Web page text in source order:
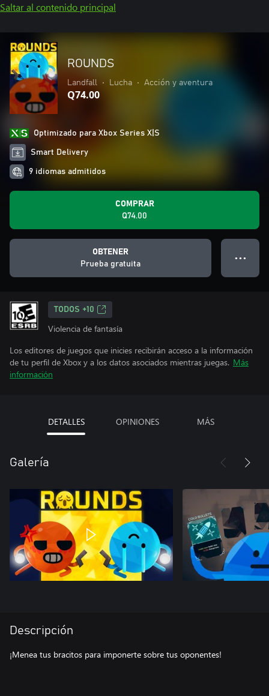
Saltar al contenido principal
ROUNDS
Landfall • Lucha • Acción y aventura
Q74.00
Optimizado para Xbox Series X|S
Smart Delivery
9 idiomas admitidos
COMPRAR
Q74.00
OBTENER
Prueba gratuita
● ● ●
TODOS +10
Violencia de fantasía
Los editores de juegos que inicies recibirán acceso a la información
de tu perfil de Xbox y a los datos asociados mientras juegas. Más
información
DETALLES OPINIONES MÁS
Galería
Descripción
¡Menea tus bracitos para imponerte sobre tus oponentes!